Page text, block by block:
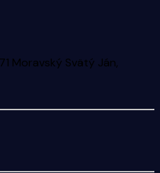
Moravský Svätý Ján,